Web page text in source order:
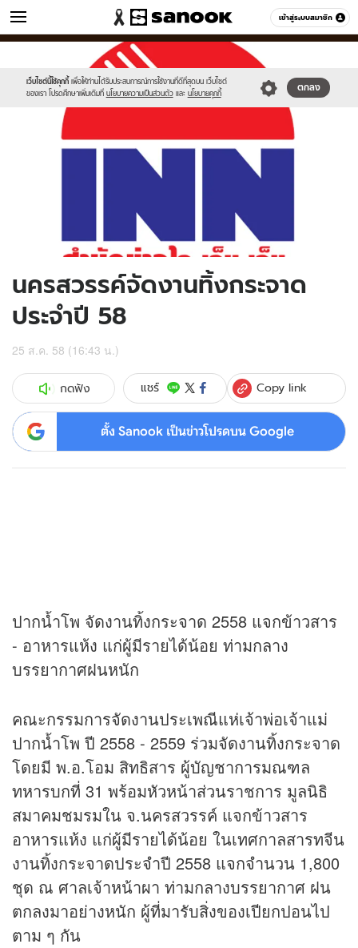
เข้าสู่ระบบสมาชิก
ข่าว หมวดอื่นๆ
เว็บไซต์นี้ใช้คุกกี้ เพื่อให้ท่านได้รับประสบการณ์การใช้งานที่ดีที่สุดบน เว็บไซต์
ของเรา โปรดศึกษาเพิ่มเติมที่ นโยบายความเป็นส่วนตัว และ นโยบายคุกกี้
ตกลง
//s.isanook.com/sr/0/images/logo-
sanook.png
//s.isanook.com/ns/0/ud/370/1854022/641476-
นครสวรรค์จัดงานทิ้งกระจาด
ประจำปี 58
25 ส.ค. 58 (16:43 น.)
กดฟัง แชร์ Copy link
ตั้ง Sanook เป็นข่าวโปรดบน Google
ปากน้ำโพ จัดงานทิ้งกระจาด 2558 แจกข้าวสาร
- อาหารแห้ง แก่ผู้มีรายได้น้อย ท่ามกลาง
บรรยากาศฝนหนัก
คณะกรรมการจัดงานประเพณีแห่เจ้าพ่อเจ้าแม่
ปากน้ำโพ ปี 2558 - 2559 ร่วมจัดงานทิ้งกระจาด
โดยมี พ.อ.โอม สิทธิสาร ผู้บัญชาการมณฑล
ทหารบกที่ 31 พร้อมหัวหน้าส่วนราชการ มูลนิธิ
สมาคมชมรมใน จ.นครสวรรค์ แจกข้าวสาร
อาหารแห้ง แก่ผู้มีรายได้น้อย ในเทศกาลสารทจีน
งานทิ้งกระจาดประจำปี 2558 แจกจำนวน 1,800
ชุด ณ ศาลเจ้าหน้าผา ท่ามกลางบรรยากาศ ฝน
ตกลงมาอย่างหนัก ผู้ที่มารับสิ่งของเปียกปอนไป
ตาม ๆ กัน